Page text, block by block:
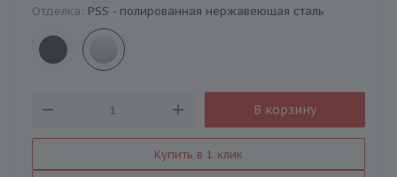
Отделка: PSS - полированная нержавеющая сталь
В корзину
Купить в 1 клик